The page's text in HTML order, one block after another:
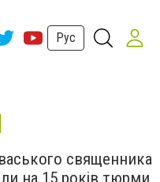
Рус
священника
на 15 років тюрми